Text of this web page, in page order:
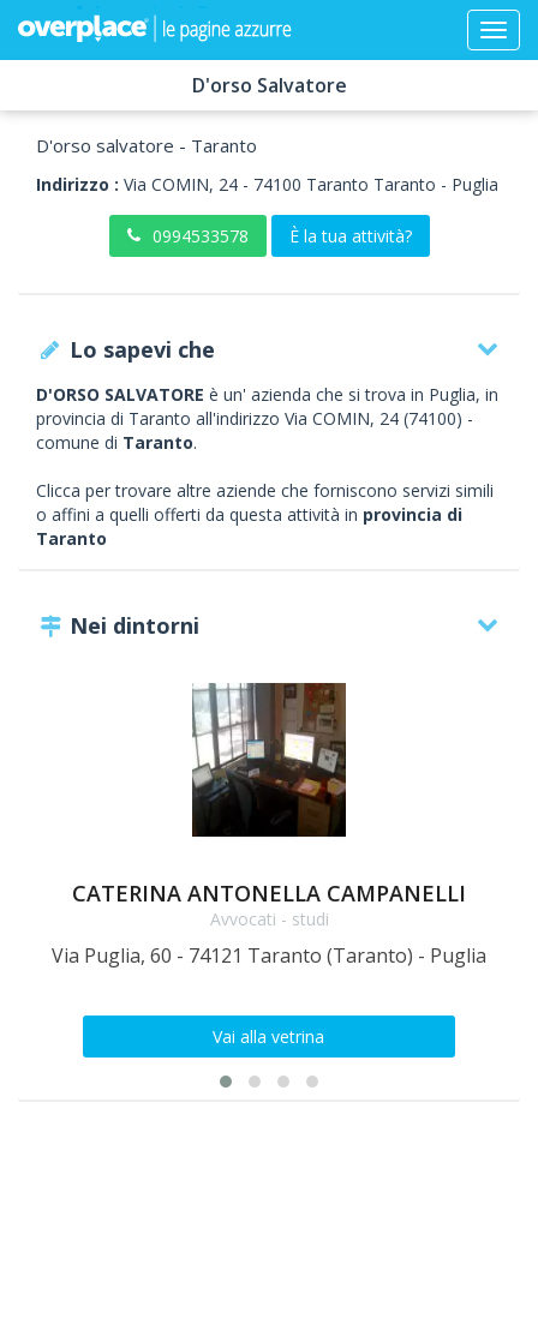
D'orso Salvatore
D'orso salvatore - Taranto
Indirizzo : Via COMIN, 24 - 74100 Taranto Taranto - Puglia
0994533578 È la tua attività?
Lo sapevi che
D'ORSO SALVATORE è un' azienda che si trova in Puglia, in
provincia di Taranto all'indirizzo Via COMIN, 24 (74100) -
comune di Taranto.
Clicca per trovare altre aziende che forniscono servizi simili
o affini a quelli offerti da questa attività in provincia di
Taranto
Nei dintorni
CATERINA ANTONELLA CAMPANELLI
Avvocati - studi
Via Puglia, 60 - 74121 Taranto (Taranto) - Puglia
Vai alla vetrina